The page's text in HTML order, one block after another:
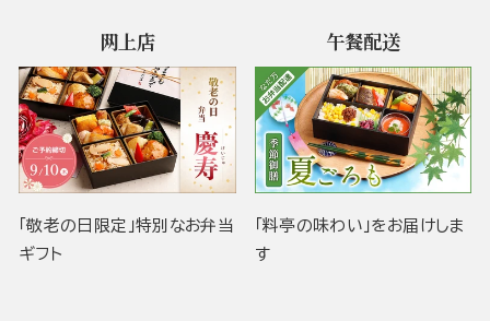
网上店
「敬老の日限定」特別なお弁当
ギフト
午餐配送
「料亭の味わい」をお届けしま
す